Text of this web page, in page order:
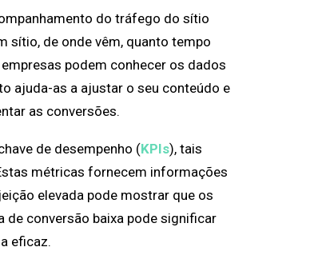
do tráfego do sítio
sítio, de onde vêm, quanto tempo
podem conhecer os dados
ajuda-as a ajustar o seu conteúdo e
as conversões.
de desempenho (KPIs), tais
métricas fornecem informações
elevada pode mostrar que os
de conversão baixa pode significar
eficaz.